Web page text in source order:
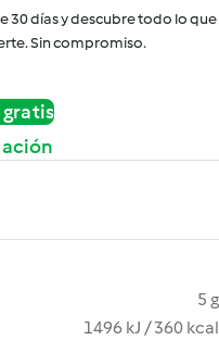
30 días y descubre todo lo que
Sin compromiso.
gratis
5 g
1496 kJ / 360 kcal